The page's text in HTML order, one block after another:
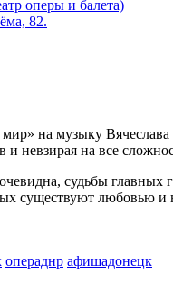
оперы и балета)
82.
на музыку
и невзирая на все
судьбы
существуют любовью и
операднр афишадонецк